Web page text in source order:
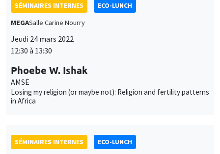
SÉMINAIRES INTERNES
ECO-LUNCH
MEGASalle Carine Nourry
Jeudi 24 mars 2022
12:30 à 13:30
Phoebe W. Ishak
AMSE
Losing my religion (or maybe not): Religion and fertility patterns
in Africa
SÉMINAIRES INTERNES
ECO-LUNCH